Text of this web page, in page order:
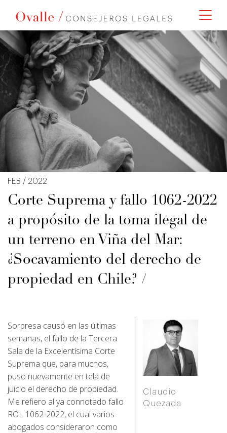
FEB / 2022
Corte Suprema y fallo 1062-2022
a propósito de la toma ilegal de
un terreno en Viña del Mar:
¿Socavamiento del derecho de
propiedad en Chile?
Sorpresa causó en las últimas
semanas, el fallo de la Tercera
Sala de la Excelentísima Corte
Suprema que, para muchos,
puso nuevamente en tela de
juicio el derecho de propiedad.
Me refiero al ya connotado fallo
ROL 1062-2022, el cual varios
abogados consideraron como
Claudio
Quezada